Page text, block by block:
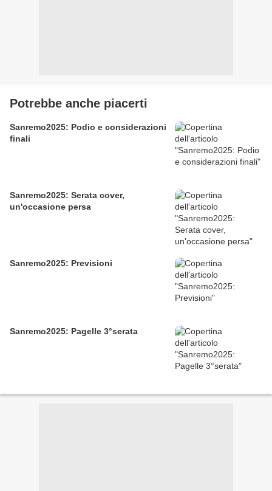
Potrebbe anche piacerti
Sanremo2025: Podio e considerazioni
finali
Sanremo2025: Serata cover,
un'occasione persa
Sanremo2025: Previsioni
Sanremo2025: Pagelle 3°serata